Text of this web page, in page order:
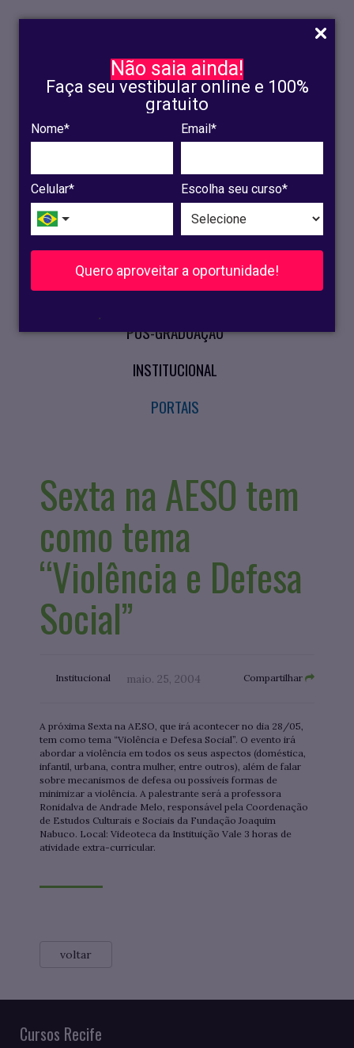
Não saia ainda!
Faça seu vestibular online e 100%
gratuito
Nome* Email*
Celular* Escolha seu curso*
Quero aproveitar a oportunidade!
.
INSCRIÇÃO
OLINDA
RECIFE
VESTIBULAR
CURSOS PRESENCIAIS
PÓS-GRADUAÇÃO
INSTITUCIONAL
PORTAIS
Sexta na AESO tem
como tema
“Violência e Defesa
Social”
Institucional maio. 25, 2004 Compartilhar
A próxima Sexta na AESO, que irá acontecer no dia 28/05,
tem como tema “Violência e Defesa Social”. O evento irá
abordar a violência em todos os seus aspectos (doméstica,
infantil, urbana, contra mulher, entre outros), além de falar
sobre mecanismos de defesa ou possíveis formas de
minimizar a violência. A palestrante será a professora
Ronidalva de Andrade Melo, responsável pela Coordenação
de Estudos Culturais e Sociais da Fundação Joaquim
Nabuco. Local: Videoteca da Instituição Vale 3 horas de
atividade extra-curricular.
voltar
Cursos Recife